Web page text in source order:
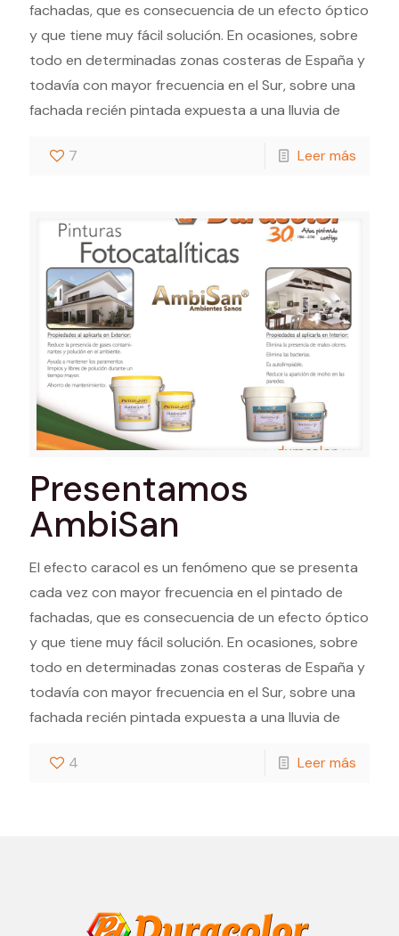
fachadas, que es consecuencia de un efecto óptico
y que tiene muy fácil solución. En ocasiones, sobre
todo en determinadas zonas costeras de España y
todavía con mayor frecuencia en el Sur, sobre una
fachada recién pintada expuesta a una lluvia de
7 Leer más
Presentamos
AmbiSan
El efecto caracol es un fenómeno que se presenta
cada vez con mayor frecuencia en el pintado de
fachadas, que es consecuencia de un efecto óptico
y que tiene muy fácil solución. En ocasiones, sobre
todo en determinadas zonas costeras de España y
todavía con mayor frecuencia en el Sur, sobre una
fachada recién pintada expuesta a una lluvia de
4 Leer más